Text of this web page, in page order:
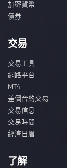
加密貨幣
債券
交易
交易工具
網路平台
MT4
差價合約交易
交易信息
交易時間
經濟日曆
了解